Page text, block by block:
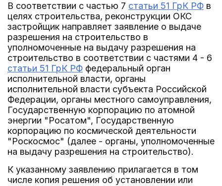
В соответствии с частью 7 статьи 51 ГрК РФ в
целях строительства, реконструкции ОКС
застройщик направляет заявление о выдаче
разрешения на строительство в
уполномоченные на выдачу разрешения на
строительство в соответствии с частями 4 - 6
статьи 51 ГрК РФ федеральный орган
исполнительной власти, органы
исполнительной власти субъекта Российской
Федерации, органы местного самоуправления,
Государственную корпорацию по атомной
энергии "Росатом", Государственную
корпорацию по космической деятельности
"Роскосмос" (далее - органы, уполномоченные
на выдачу разрешения на строительство).
К указанному заявлению прилагается в том
числе копия решения об установлении или